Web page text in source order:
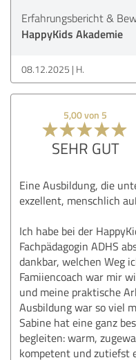
Erfahrungsbericht &
HappyKids Akademie
08.12.2025 H.
5,00 von 5
SEHR GUT
Eine Ausbildung, die
exzellent, menschlich
Ich habe bei der
Fachpädagogin ADHS
dankbar, welchen Weg
Famiiencoach war mir
und meine praktische
Ausbildung war so viel
Sabine hat eine ganz
begleiten: warm,
kompetent und zutiefst